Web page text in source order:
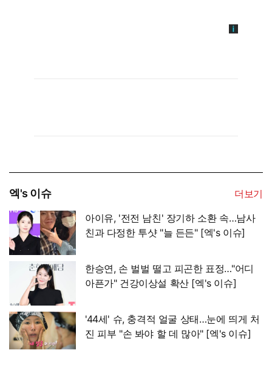
엑's 이슈
더보기
아이유, '전전 남친' 장기하 소환 속…남사
친과 다정한 투샷 "늘 든든" [엑's 이슈]
한승연, 손 벌벌 떨고 피곤한 표정…"어디
아픈가" 건강이상설 확산 [엑's 이슈]
'44세' 슈, 충격적 얼굴 상태…눈에 띄게 처
진 피부 "손 봐야 할 데 많아" [엑's 이슈]